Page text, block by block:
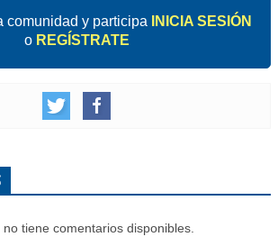
comunidad y participa
INICIA SESIÓN
o REGÍSTRATE
tiene comentarios disponibles.